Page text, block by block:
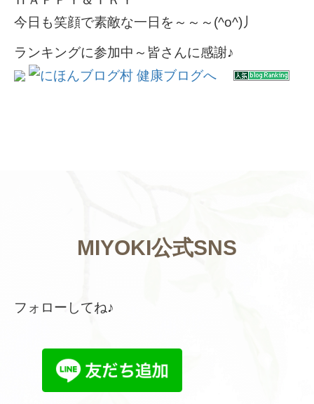
今日も笑顔で素敵な一日を～～～(^o^)丿
ランキングに参加中～皆さんに感謝♪
MIYOKI公式SNS
フォローしてね♪